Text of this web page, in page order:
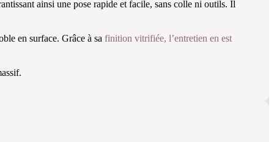
ainsi une pose rapide et facile, sans colle ni outils. Il
en surface. Grâce à sa finition vitrifiée, l’entretien en est